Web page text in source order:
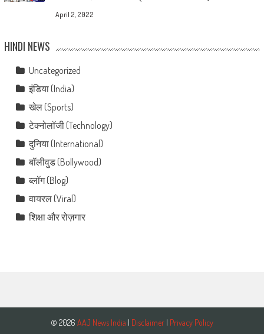
April 2, 2022
HINDI NEWS
Uncategorized
इंडिया (India)
खेल (Sports)
टेक्नोलॉजी (Technology)
दुनिया (International)
बॉलीवुड (Bollywood)
ब्लॉग (Blog)
वायरल (Viral)
शिक्षा और रोज़गार
© 2026 AAJ News India | Disclaimer| Privacy Policy